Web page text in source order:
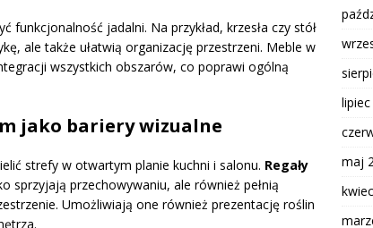
jadalni. Na przykład, krzesła czy stół
ale także ułatwią organizację przestrzeni. Meble w
wszystkich obszarów, co poprawi ogólną
jako bariery wizualne
strefy w otwartym planie kuchni i salonu. Regały
sprzyjają przechowywaniu, ale również pełnią
Umożliwiają one również prezentację roślin
maj